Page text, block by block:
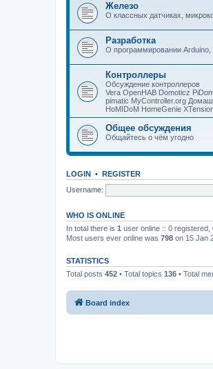
Железо
О классных датчиках,
Разработка
О программировании
Контроллеры
Обсуждение контроллеров
Vera OpenHAB Domoticz
pimatic MyController.org
HoMIDoM HomeGenie
Общее обсуждения
Общайтесь о чём угодно
LOGIN • REGISTER
Username:
WHO IS ONLINE
In total there is 1 user online :: 0
Most users ever online was 798 on 15 Jan
STATISTICS
Total posts 452 • Total topics 136 • Total
Board index